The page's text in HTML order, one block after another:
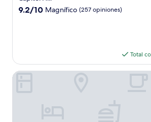
4.0
9.2
9.2/10 Magnífico (257 opiniones)
Total
Sonesta Select Seattle Bellevue